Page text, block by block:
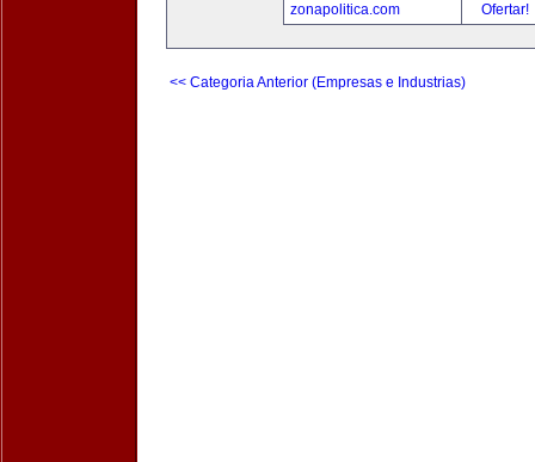
zonapolitica.com
Ofertar!
<< Categoria Anterior (Empresas e Industrias)